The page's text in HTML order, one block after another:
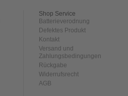
Shop Service
Batterieverodnung
Defektes Produkt
Kontakt
Versand und
Zahlungsbedingungen
Rückgabe
Widerrufsrecht
AGB